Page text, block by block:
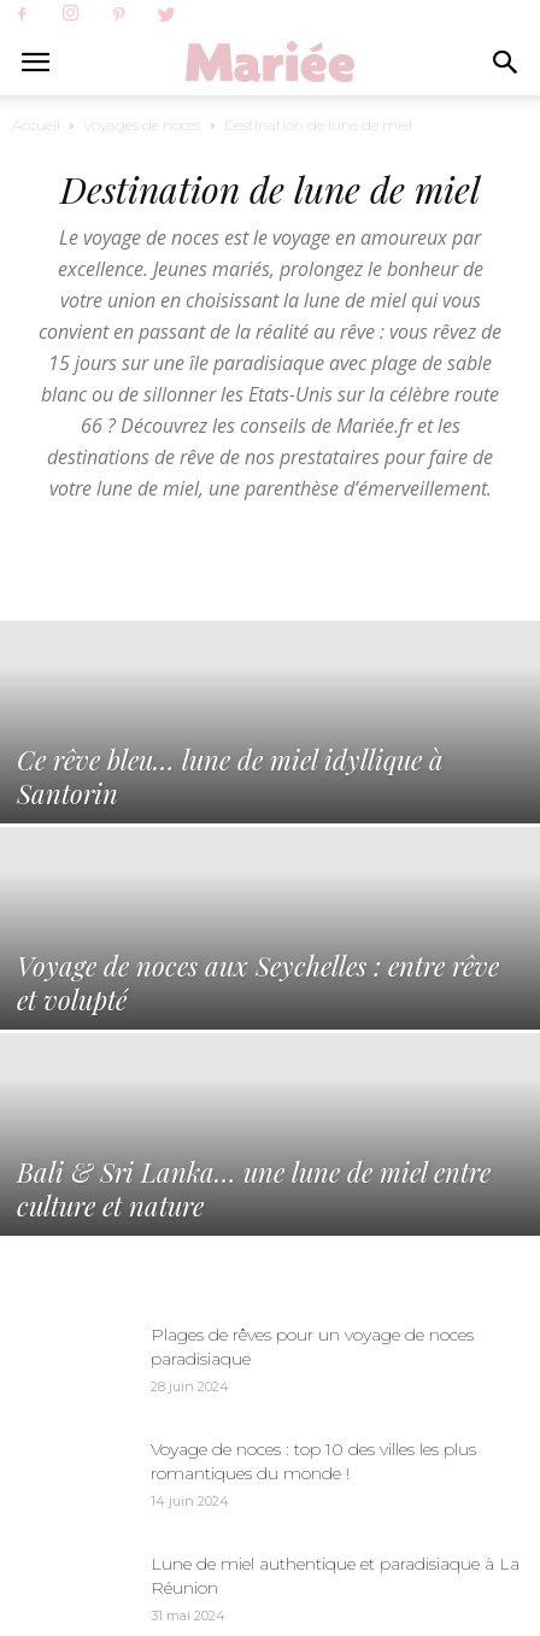
Accueil Voyages de noces Destination de lune de miel
Destination de lune de miel
Le voyage de noces est le voyage en amoureux par
excellence. Jeunes mariés, prolongez le bonheur de
votre union en choisissant la lune de miel qui vous
convient en passant de la réalité au rêve : vous rêvez de
15 jours sur une île paradisiaque avec plage de sable
blanc ou de sillonner les Etats-Unis sur la célèbre route
66 ? Découvrez les conseils de Mariée.fr et les
destinations de rêve de nos prestataires pour faire de
votre lune de miel, une parenthèse d’émerveillement.
Ce rêve bleu… lune de miel idyllique à
Santorin
Voyage de noces aux Seychelles : entre rêve
et volupté
Bali & Sri Lanka… une lune de miel entre
culture et nature
Plages de rêves pour un voyage de noces
paradisiaque
28 juin 2024
Voyage de noces : top 10 des villes les plus
romantiques du monde !
14 juin 2024
Lune de miel authentique et paradisiaque à La
Réunion
31 mai 2024